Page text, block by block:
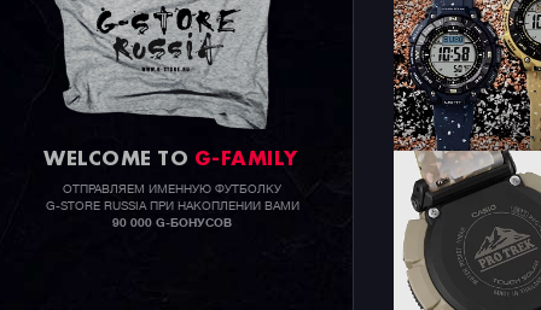
WELCOME TO G-FAMILY
ОТПРАВЛЯЕМ ИМЕННУЮ ФУТБОЛКУ
G-STORE RUSSIA ПРИ НАКОПЛЕНИИ ВАМИ
90 000 G-БОНУСОВ